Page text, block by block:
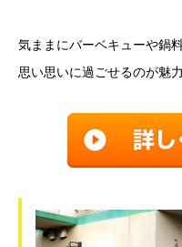
気ままにバーベキューや鍋
思い思いに過ごせるのが魅